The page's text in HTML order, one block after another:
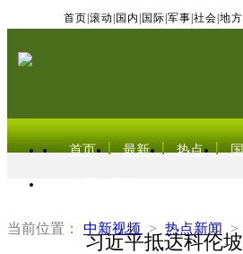
首页 滚动 国内 国际 军事 社会 地方
首页 最新 热点
当前位置： 中新视频 > 热点新闻 >
习近平抵达科伦